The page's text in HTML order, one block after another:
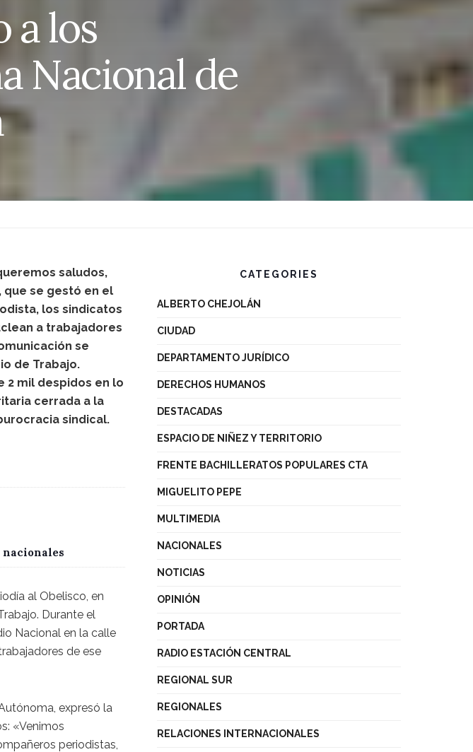
a los
Nacional de
saludos,
se gestó en el
los sindicatos
a trabajadores
se
de Trabajo.
2 mil despidos en lo
cerrada a la
sindical.
nacionales
al Obelisco, en
Durante el
Nacional en la calle
de ese
expresó la
«Venimos
periodistas,
CATEGORIES
ALBERTO CHEJOLÁN
CIUDAD
DEPARTAMENTO JURÍDICO
DERECHOS HUMANOS
DESTACADAS
ESPACIO DE NIÑEZ Y TERRITORIO
FRENTE BACHILLERATOS POPULARES CTA
MIGUELITO PEPE
MULTIMEDIA
NACIONALES
NOTICIAS
OPINIÓN
PORTADA
RADIO ESTACIÓN CENTRAL
REGIONAL SUR
REGIONALES
RELACIONES INTERNACIONALES